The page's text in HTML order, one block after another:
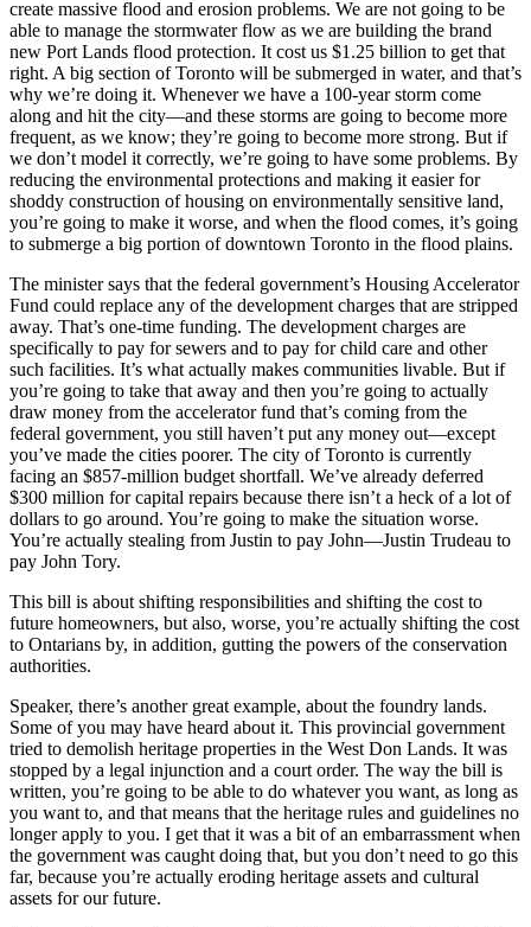
create massive flood and erosion problems. We are not going to be
able to manage the stormwater flow as we are building the brand
new Port Lands flood protection. It cost us $1.25 billion to get that
right. A big section of Toronto will be submerged in water, and that’s
why we’re doing it. Whenever we have a 100-year storm come
along and hit the city—and these storms are going to become more
frequent, as we know; they’re going to become more strong. But if
we don’t model it correctly, we’re going to have some problems. By
reducing the environmental protections and making it easier for
shoddy construction of housing on environmentally sensitive land,
you’re going to make it worse, and when the flood comes, it’s going
to submerge a big portion of downtown Toronto in the flood plains.
The minister says that the federal government’s Housing Accelerator
Fund could replace any of the development charges that are stripped
away. That’s one-time funding. The development charges are
specifically to pay for sewers and to pay for child care and other
such facilities. It’s what actually makes communities livable. But if
you’re going to take that away and then you’re going to actually
draw money from the accelerator fund that’s coming from the
federal government, you still haven’t put any money out—except
you’ve made the cities poorer. The city of Toronto is currently
facing an $857-million budget shortfall. We’ve already deferred
$300 million for capital repairs because there isn’t a heck of a lot of
dollars to go around. You’re going to make the situation worse.
You’re actually stealing from Justin to pay John—Justin Trudeau to
pay John Tory.
This bill is about shifting responsibilities and shifting the cost to
future homeowners, but also, worse, you’re actually shifting the cost
to Ontarians by, in addition, gutting the powers of the conservation
authorities.
Speaker, there’s another great example, about the foundry lands.
Some of you may have heard about it. This provincial government
tried to demolish heritage properties in the West Don Lands. It was
stopped by a legal injunction and a court order. The way the bill is
written, you’re going to be able to do whatever you want, as long as
you want to, and that means that the heritage rules and guidelines no
longer apply to you. I get that it was a bit of an embarrassment when
the government was caught doing that, but you don’t need to go this
far, because you’re actually eroding heritage assets and cultural
assets for our future.